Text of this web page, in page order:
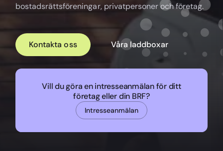
bostadsrättsföreningar, privatpersoner och företag.
Kontakta oss Våra laddboxar
Vill du göra en intresseanmälan för ditt
företag eller din BRF?
Intresseanmälan